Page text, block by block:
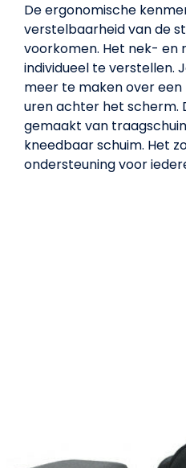
De ergonomische
verstelbaarheid van de
voorkomen. Het nek- en
individueel te verstellen.
meer te maken over een
uren achter het scherm.
gemaakt van
kneedbaar schuim. Het
ondersteuning voor